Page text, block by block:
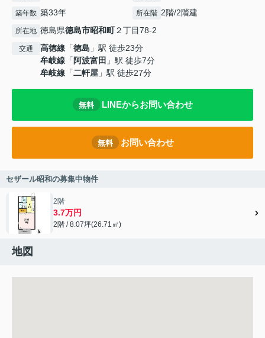
築年数 築33年 所在階 2階/2階建
所在地 徳島県徳島市昭和町２丁目78-2
交通 高徳線 「徳島 」駅 徒歩23分
牟岐線 「 阿波富田 」駅 徒歩7分
牟岐線 「二軒屋 」駅 徒歩27分
無料 LINEからお問い合わせ
無料 お問い合わせ
セザール昭和の募集中物件
2階
3.7万円
2階 / 8.07坪(26.71㎡)
地図